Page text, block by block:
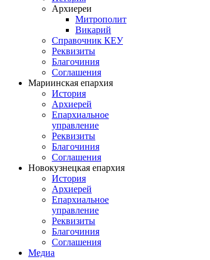
Архиереи
Митрополит
Викарий
Справочник КЕУ
Реквизиты
Благочиния
Соглашения
Мариинская епархия
История
Архиерей
Епархиальное
управление
Реквизиты
Благочиния
Соглашения
Новокузнецкая епархия
История
Архиерей
Епархиальное
управление
Реквизиты
Благочиния
Соглашения
Медиа